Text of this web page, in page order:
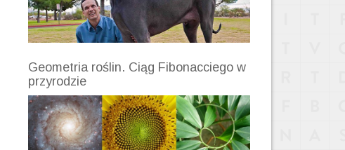
Geometria roślin. Ciąg Fibonacciego w
przyrodzie